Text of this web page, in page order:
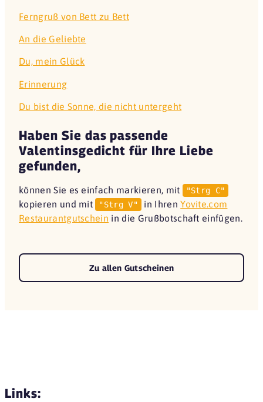
Ferngruß von Bett zu Bett
An die Geliebte
Du, mein Glück
Erinnerung
Du bist die Sonne, die nicht untergeht
Haben Sie das passende
Valentinsgedicht für Ihre Liebe
gefunden,
können Sie es einfach markieren, mit "Strg C"
kopieren und mit "Strg V" in IhrenYovite.com
Restaurantgutschein in die Grußbotschaft einfügen.
Zu allen Gutscheinen
Links: